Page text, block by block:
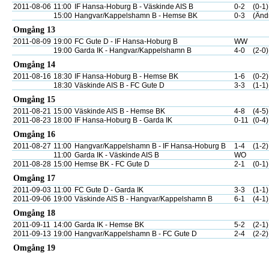
2011-08-06 11:00 IF Hansa-Hoburg B - Väskinde AIS B 0-2
(0-1)
15:00 Hangvar/Kappelshamn B - Hemse BK 0-3
Omgång 13
2011-08-09 19:00 FC Gute D - IF Hansa-Hoburg B
WW
19:00 Garda IK - Hangvar/Kappelshamn B 4-0 (2-0)
Omgång 14
2011-08-16 18:30 IF Hansa-Hoburg B - Hemse BK 1-6
(0-2)
18:30 Väskinde AIS B - FC Gute D 3-3 (1-1)
Omgång 15
2011-08-21 15:00 Väskinde AIS B - Hemse BK 4-8
(4-5)
2011-08-23 18:00 IF Hansa-Hoburg B - Garda IK 0-11 (0-4)
Omgång 16
2011-08-27 11:00 Hangvar/Kappelshamn B - IF Hansa-Hoburg B 1-4
(1-2)
11:00 Garda IK - Väskinde AIS B
WO
2011-08-28 15:00 Hemse BK - FC Gute D 2-1 (0-1)
Omgång 17
2011-09-03 11:00 FC Gute D - Garda IK 3-3
(1-1)
2011-09-06 19:00 Väskinde AIS B - Hangvar/Kappelshamn B 6-1 (4-1)
Omgång 18
2011-09-11 14:00 Garda IK - Hemse BK 5-2
(2-1)
2011-09-13 19:00 Hangvar/Kappelshamn B - FC Gute D 2-4 (2-2)
Omgång 19